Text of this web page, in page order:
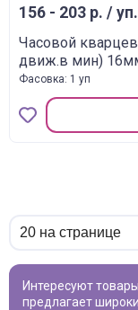
156 - 203 р. / уп.
Часовой
движ.в мин)
Фасовка: 1 уп
Интересуют товары для творчества? Наш каталог
предлагает